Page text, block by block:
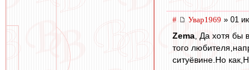
# Увар1969 » 01
Zema , Да хотя бы
того
ситуёвине.Но